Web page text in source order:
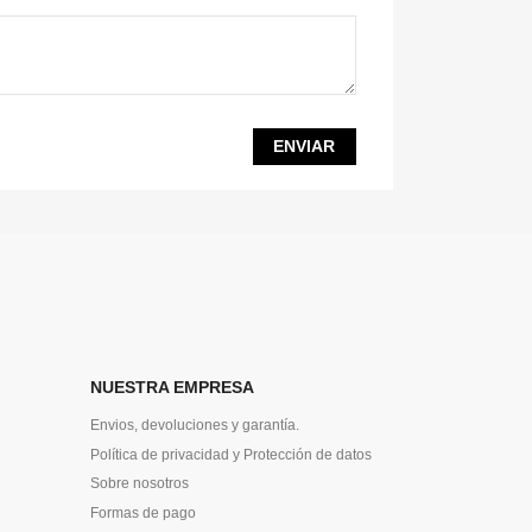
NUESTRA EMPRESA
Envios, devoluciones y garantía.
Política de privacidad y Protección de datos
Sobre nosotros
Formas de pago